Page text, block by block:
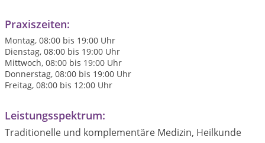
Praxiszeiten:
Montag, 08:00 bis 19:00 Uhr
Dienstag, 08:00 bis 19:00 Uhr
Mittwoch, 08:00 bis 19:00 Uhr
Donnerstag, 08:00 bis 19:00 Uhr
Freitag, 08:00 bis 12:00 Uhr
Leistungsspektrum:
Traditionelle und komplementäre Medizin, Heilkunde